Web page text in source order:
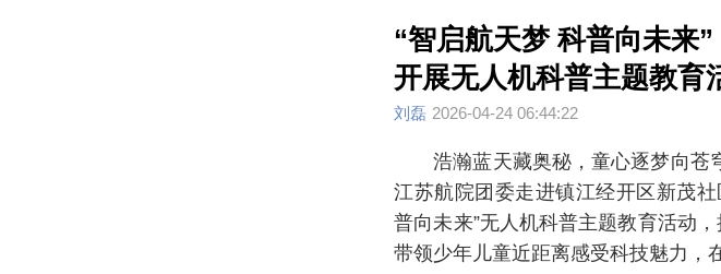
“智启航天梦 科普向未来
开展无人机科普主题教育
刘磊 2026-04-24 06:44:22
浩瀚蓝天藏奥秘，童心逐梦向苍
江苏航院团委走进镇江经开区新茂
普向未来”无人机科普主题教育活动
带领少年儿童近距离感受科技魅力，